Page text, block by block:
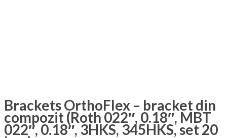
Brackets OrthoFlex – bracket din
compozit (Roth 022″, 0.18″, MBT
022″, 0.18″, 3HKS, 345HKS, set 20